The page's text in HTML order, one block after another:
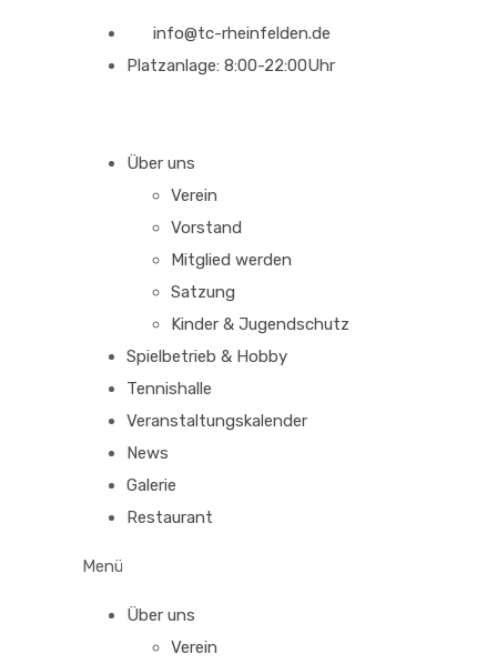
info@tc-rheinfelden.de
Platzanlage: 8:00-22:00Uhr
Über uns
Verein
Vorstand
Mitglied werden
Satzung
Kinder & Jugendschutz
Spielbetrieb & Hobby
Tennishalle
Veranstaltungskalender
News
Galerie
Restaurant
Menü
Über uns
Verein